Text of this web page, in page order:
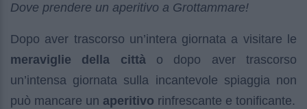
Dove prendere un aperitivo a Grottammare!
Dopo aver trascorso un’intera giornata a visitare le
meraviglie della cittào dopo aver trascorso
un’intensa giornata sulla incantevole spiaggia non
può mancare un aperitivo rinfrescante e tonificante.